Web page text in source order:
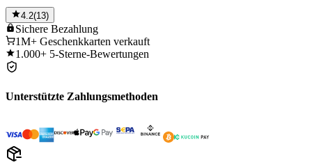
4.2(13)
Sichere Bezahlung
1M+ Geschenkkarten verkauft
1.000+ 5-Sterne-Bewertungen
Unterstützte Zahlungsmethoden